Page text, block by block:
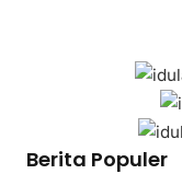
Berita Populer